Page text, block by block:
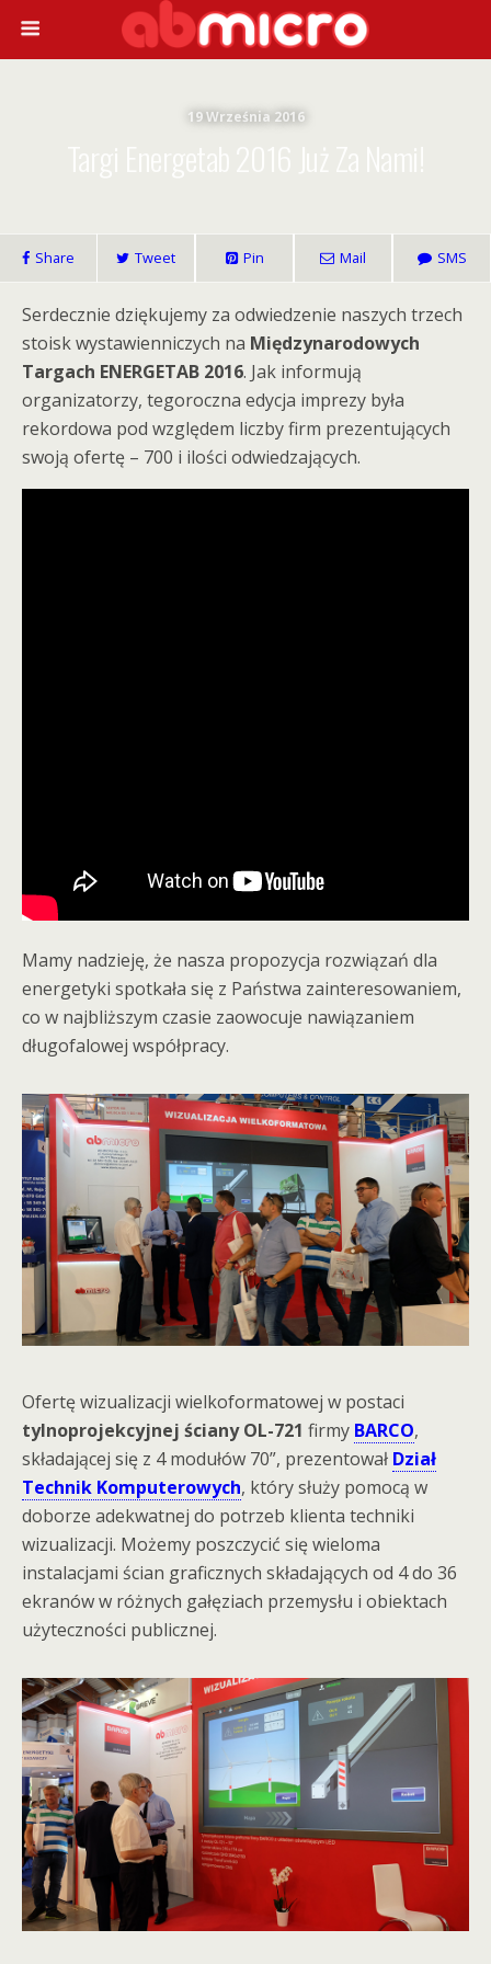
19 Września 2016
Share Tweet Pin Mail SMS
Serdecznie dziękujemy za odwiedzenie naszych trzech
stoisk wystawienniczych na Międzynarodowych
Targach ENERGETAB 2016. Jak informują
organizatorzy, tegoroczna edycja imprezy była
rekordowa pod względem liczby firm prezentujących
swoją ofertę – 700 i ilości odwiedzających.
Mamy nadzieję, że nasza propozycja rozwiązań dla
energetyki spotkała się z Państwa zainteresowaniem,
co w najbliższym czasie zaowocuje nawiązaniem
długofalowej współpracy.
Ofertę wizualizacji wielkoformatowej w postaci
tylnoprojekcyjnej ściany OL-721 firmy BARCO,
składającej się z 4 modułów 70”, prezentował Dział
Technik Komputerowych, który służy pomocą w
doborze adekwatnej do potrzeb klienta techniki
wizualizacji. Możemy poszczycić się wieloma
instalacjami ścian graficznych składających od 4 do 36
ekranów w różnych gałęziach przemysłu i obiektach
użyteczności publicznej.